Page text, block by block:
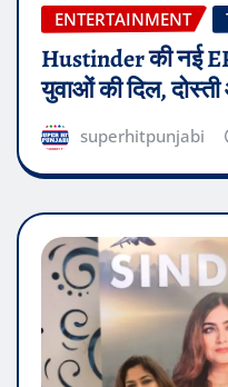
ENTERTAINMENT
Hustinder की नई
युवाओं की दिल,
superhitpunjabi